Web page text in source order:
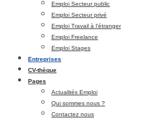
Emploi Secteur public
Emploi Secteur privé
Emploi Travail à l’étranger
Emploi Freelance
Emploi Stages
Entreprises
CV-thèque
Pages
Actualités Emploi
Qui sommes nous ?
Contactez nous